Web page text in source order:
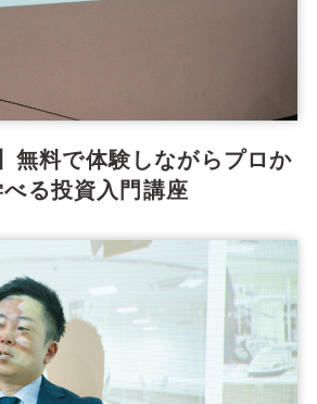
無料で体験しながらプロか
べる投資入門講座